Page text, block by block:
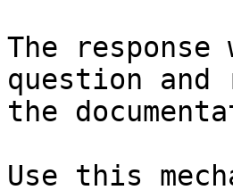
The
question and
the
Use this